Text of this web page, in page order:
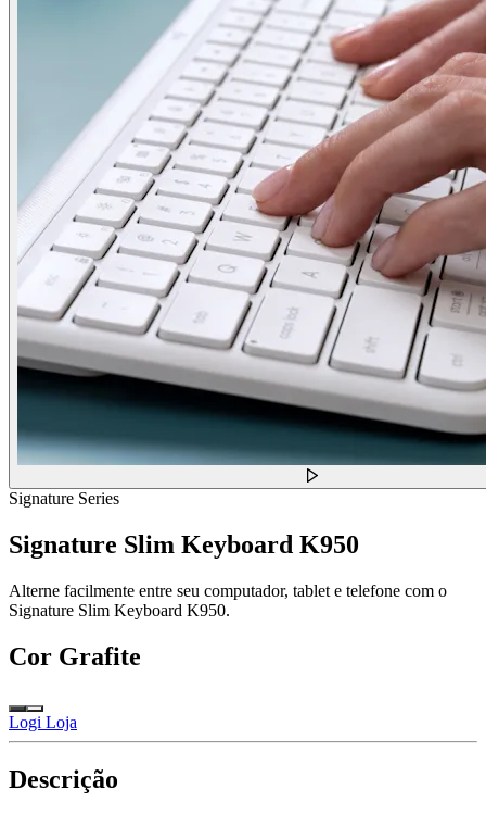
Signature Series
Signature Slim Keyboard K950
Alterne facilmente entre seu computador, tablet e telefone com o
Signature Slim Keyboard K950.
Cor Grafite
Logi Loja
Descrição